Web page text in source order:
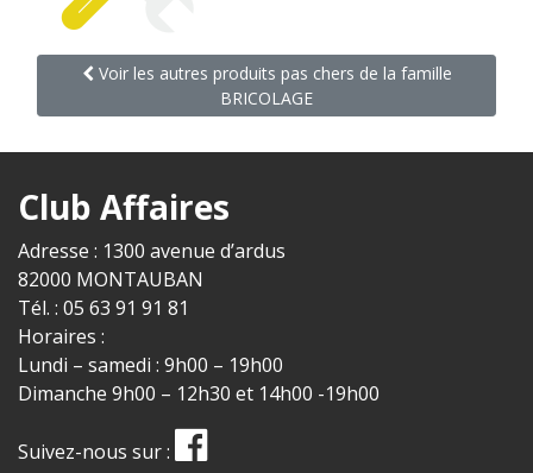
Voir les autres produits pas chers de la famille
BRICOLAGE
Club Affaires
Adresse : 1300 avenue d’ardus
82000 MONTAUBAN
Tél. : 05 63 91 91 81
Horaires :
Lundi – samedi : 9h00 – 19h00
Dimanche 9h00 – 12h30 et 14h00 -19h00
Suivez-nous sur :